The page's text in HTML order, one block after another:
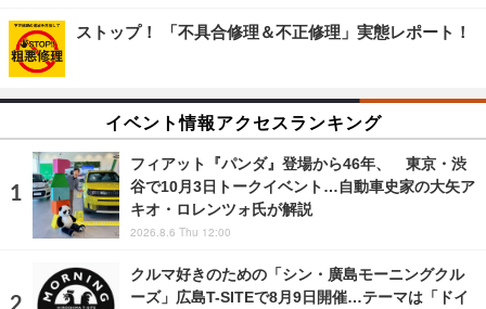
ストップ！ 「不具合修理＆不正修理」実態レポート！
イベント情報アクセスランキング
フィアット『パンダ』登場から46年、 東京・渋
谷で10月3日トークイベント…自動車史家の大矢ア
キオ・ロレンツォ氏が解説
2026.8.6 Thu 12:00
クルマ好きのための「シン・廣島モーニングクル
ーズ」広島T-SITEで8月9日開催…テーマは「ドイ